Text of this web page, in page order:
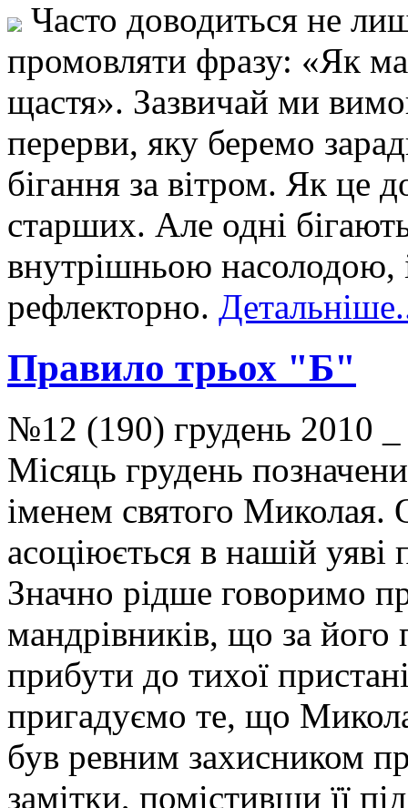
Часто доводиться не
промовляти фразу: «Як
щастя». Зазвичай ми
перерви, яку беремо
бігання за вітром. Як це
старших. Але одні
внутрішньою насолодою,
рефлекторно.
Правило трьох "Б"
№12 (190) грудень
Місяць грудень
іменем святого Миколая.
асоціюється в нашій уяві
Значно рідше говоримо
мандрівників, що за
прибути до тихої
пригадуємо те, що
був ревним захисником
замітки, помістивши її